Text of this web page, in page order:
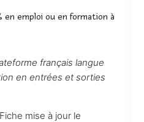
en emploi ou en formation à
français langue
en entrées et sorties
mise à jour le